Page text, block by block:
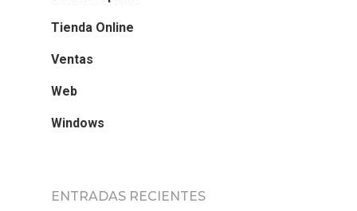
Tienda Online
Ventas
Web
Windows
ENTRADAS RECIENTES